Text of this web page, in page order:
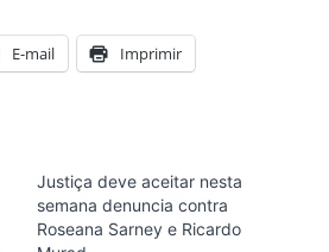
E-mail Imprimir
Justiça deve aceitar nesta
semana denuncia contra
Roseana Sarney e Ricardo